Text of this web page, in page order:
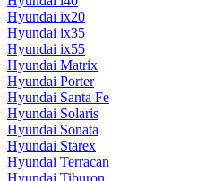
Hyundai ix20
Hyundai ix35
Hyundai ix55
Hyundai Matrix
Hyundai Porter
Hyundai Santa Fe
Hyundai Solaris
Hyundai Sonata
Hyundai Starex
Hyundai Terracan
Hyundai Tiburon